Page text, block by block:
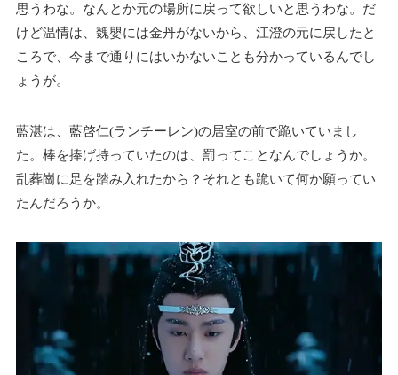
思うわな。なんとか元の場所に戻って欲しいと思うわな。だ
けど温情は、魏嬰には金丹がないから、江澄の元に戻したと
ころで、今まで通りにはいかないことも分かっているんでし
ょうが。
藍湛は、藍啓仁(ランチーレン)の居室の前で跪いていまし
た。棒を捧げ持っていたのは、罰ってことなんでしょうか。
乱葬崗に足を踏み入れたから？それとも跪いて何か願ってい
たんだろうか。